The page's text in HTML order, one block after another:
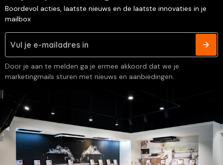
Boordevol acties, laatste nieuws en de laatste innovaties in je
mailbox
Door je aan te melden ga je ermee akkoord dat we je
marketingmails sturen met nieuws en aanbiedingen.